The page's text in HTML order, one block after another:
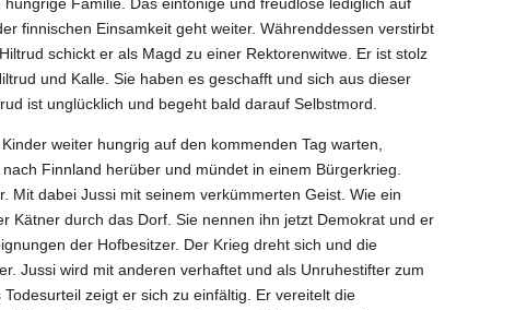
finnischen Einsamkeit geht weiter. Währenddessen verstirbt
schickt er als Magd zu einer Rektorenwitwe. Er ist stolz
und Kalle. Sie haben es geschafft und sich aus dieser
ist unglücklich und begeht bald darauf Selbstmord.
weiter hungrig auf den kommenden Tag warten,
Finnland herüber und mündet in einem Bürgerkrieg.
Mit dabei Jussi mit seinem verkümmerten Geist. Wie ein
Kätner durch das Dorf. Sie nennen ihn jetzt Demokrat und er
der Hofbesitzer. Der Krieg dreht sich und die
Jussi wird mit anderen verhaftet und als Unruhestifter zum
zeigt er sich zu einfältig. Er vereitelt die